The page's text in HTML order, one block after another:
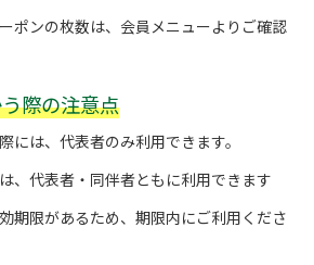
ポンの枚数は、会員メニューよりご確認
際の注意点
には、代表者のみ利用できます。
、代表者・同伴者ともに利用できます
期限があるため、期限内にご利用くださ